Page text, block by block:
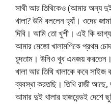
সাথী আর তিথিকেও (আমার অন্য
খালা? উনি বললেন হ্যাঁ। ওদের
দিবি। আমি তো খুশী। এই কি
আমার মেজো খালামণিকে প্রথম
চুদতাম। উনিও খুব এনজয় করতেন।
খালা আর তিথি খালাকে কবে
ব্যবস্থা করতছি। তিথি রাজী
আমার দুই খালার হাজবেন্ডই দেশে